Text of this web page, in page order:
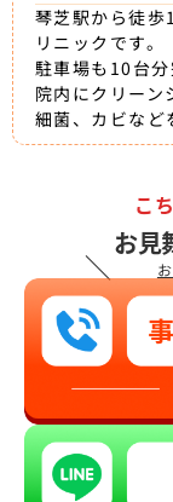
琴芝駅から徒歩
リニックです。
駐車場も10台分
院内にクリーン
細菌、カビなど
＼
こ
お見